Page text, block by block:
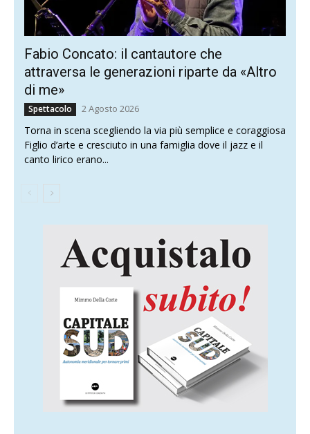
Fabio Concato: il cantautore che
attraversa le generazioni riparte da «Altro
di me»
Spettacolo 2 Agosto 2026
Torna in scena scegliendo la via più semplice e coraggiosa
Figlio d’arte e cresciuto in una famiglia dove il jazz e il
canto lirico erano...